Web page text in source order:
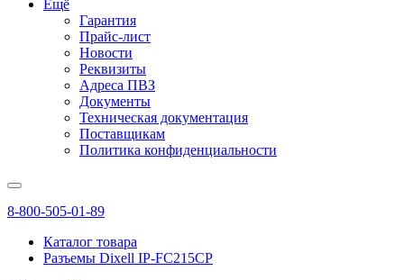
Ещё
Гарантия
Прайс-лист
Новости
Реквизиты
Адреса ПВЗ
Документы
Техническая документация
Поставщикам
Политика конфиденциальности
8-800-505-01-89
Каталог товара
Разъемы Dixell IP-FC215CP